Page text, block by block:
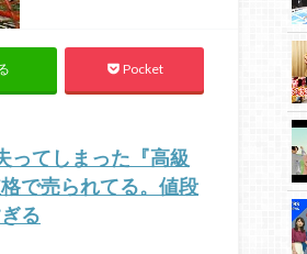
Pocket
ってしまった『高級
で売られてる。値段
る